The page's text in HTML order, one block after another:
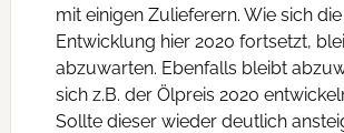
mit einigen Zulieferern. Wie sich die
Entwicklung hier 2020 fortsetzt,
abzuwarten. Ebenfalls bleibt
sich z.B. der Ölpreis 2020
Sollte dieser wieder deutlich